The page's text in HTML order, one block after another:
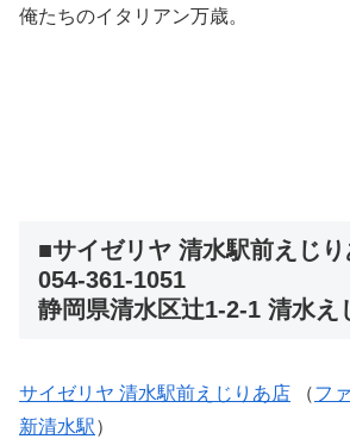
俺たちのイタリアン万歳。
■サイゼリヤ 清水駅前えじ
054-361-1051
静岡県清水区辻1-2-1 清水え
サイゼリヤ 清水駅前えじりあ店 （フ
新清水駅）